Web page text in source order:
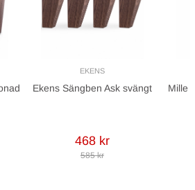
EKENS
Ekens Sängben Ask svängt
468 kr
585 kr
Mille